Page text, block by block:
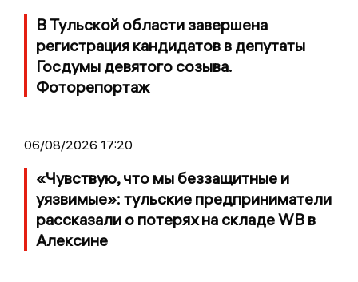
В Тульской области завершена
регистрация кандидатов в депутаты
Госдумы девятого созыва.
Фоторепортаж
06/08/2026 17:20
«Чувствую, что мы беззащитные и
уязвимые»: тульские предприниматели
рассказали о потерях на складе WB в
Алексине